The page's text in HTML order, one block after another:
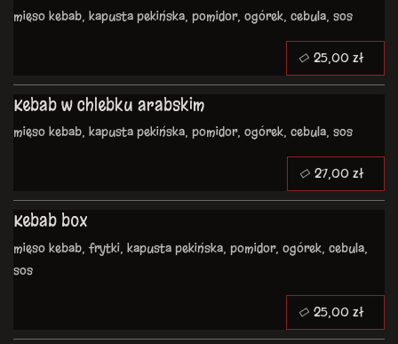
mięso kebab, kapusta pekińska, pomidor, ogórek, cebula, sos
Kebab w chlebku arabskim
mięso kebab, kapusta pekińska, pomidor, ogórek, cebula, sos
Kebab box
mięso kebab, frytki, kapusta pekińska, pomidor, ogórek, cebula,
sos